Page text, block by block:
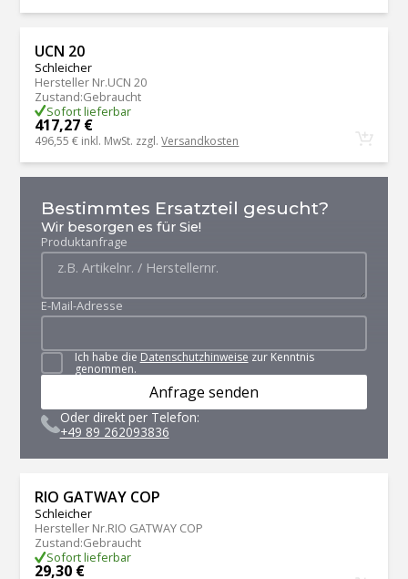
UCN 20
Schleicher
Hersteller Nr.UCN 20
Zustand:Gebraucht
Sofort lieferbar
417,27 €
496,55 € inkl. MwSt. zzgl.Versandkosten
Bestimmtes Ersatzteil gesucht?
Wir besorgen es für Sie!
Produktanfrage
E-Mail-Adresse
Ich habe die Datenschutzhinweise zur Kenntnis
genommen.
Anfrage senden
Oder direkt per Telefon:
+49 89 262093836
RIO GATWAY COP
Schleicher
Hersteller Nr.RIO GATWAY COP
Zustand:Gebraucht
Sofort lieferbar
29,30 €